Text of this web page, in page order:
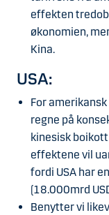
effekten
økonomien,
Kina.
USA:
For
regne på
kinesisk
effektene vil
fordi USA har
(18.000mrd
Benytter vi